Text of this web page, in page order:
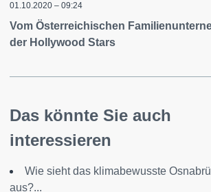
01.10.2020 – 09:24
Vom Österreichischen
der Hollywood Stars
Das könnte Sie auch
interessieren
Wie sieht das klimabewusste
aus?...